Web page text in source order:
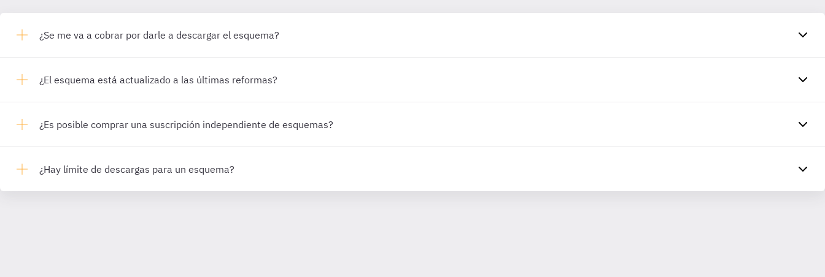
¿Se me va a cobrar por darle a descargar el esquema?
¿El esquema está actualizado a las últimas reformas?
¿Es posible comprar una suscripción independiente de esquemas?
¿Hay límite de descargas para un esquema?